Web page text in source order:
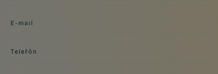
E-mail
Telefón